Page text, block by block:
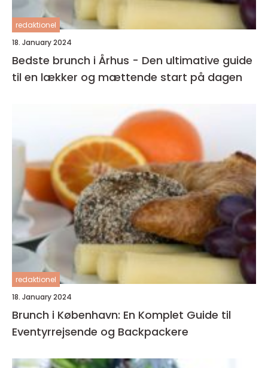
redaktionel
18. January 2024
Bedste brunch i Århus - Den ultimative guide
til en lækker og mættende start på dagen
redaktionel
18. January 2024
Brunch i København: En Komplet Guide til
Eventyrrejsende og Backpackere